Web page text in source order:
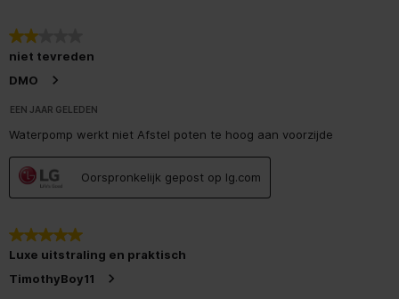
Geluidsemissieklasse
Energie
Jaarlijks energieverbruik
Energie-efficiëntie-index
AC-ingangsspanning
2 van 5 sterren.
niet tevreden
DMO
EEN JAAR GELEDEN
Waterpomp werkt niet Afstel poten te hoog aan voorzijde
Oorspronkelijk gepost op lg.com
5 van 5 sterren.
Luxe uitstraling en praktisch
TimothyBoy11